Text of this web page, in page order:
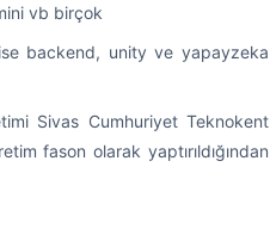
vb birçok
ise backend, unity ve yapayzeka
Sivas Cumhuriyet Teknokent
fason olarak yaptırıldığından